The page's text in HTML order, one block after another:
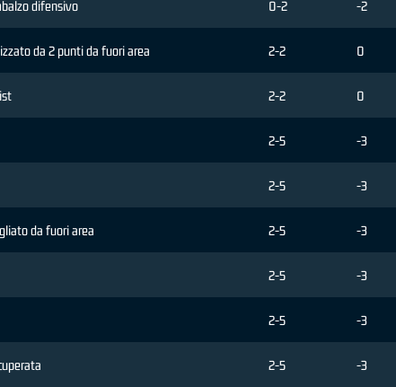
difensivo 0-2 -2
da 2 punti da fuori area 2-2 0
2-2 0
2-5 -3
2-5 -3
da fuori area 2-5 -3
2-5 -3
2-5 -3
2-5 -3